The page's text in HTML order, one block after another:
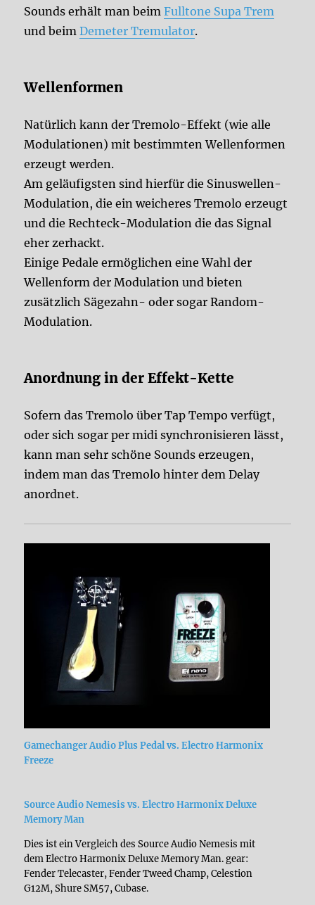
Sounds erhält man beimFulltone Supa Trem
und beimDemeter Tremulator.
Wellenformen
Natürlich kann der Tremolo-Effekt (wie alle
Modulationen) mit bestimmten Wellenformen
erzeugt werden.
Am geläufigsten sind hierfür die Sinuswellen-
Modulation, die ein weicheres Tremolo erzeugt
und die Rechteck-Modulation die das Signal
eher zerhackt.
Einige Pedale ermöglichen eine Wahl der
Wellenform der Modulation und bieten
zusätzlich Sägezahn- oder sogar Random-
Modulation.
Anordnung in der Effekt-Kette
Sofern das Tremolo über Tap Tempo verfügt,
oder sich sogar per midi synchronisieren lässt,
kann man sehr schöne Sounds erzeugen,
indem man das Tremolo hinter dem Delay
anordnet.
Gamechanger Audio Plus Pedal vs. Electro Harmonix
Freeze
Source Audio Nemesis vs. Electro Harmonix Deluxe
Memory Man
Dies ist ein Vergleich des Source Audio Nemesis mit
dem Electro Harmonix Deluxe Memory Man. gear:
Fender Telecaster, Fender Tweed Champ, Celestion
G12M, Shure SM57, Cubase.